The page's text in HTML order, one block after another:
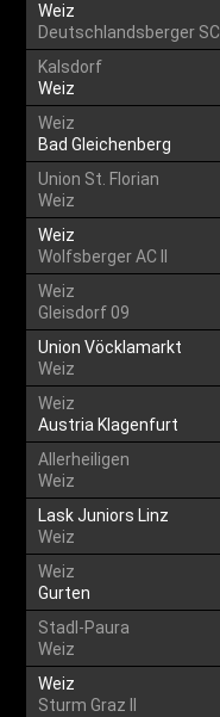
Weiz
Deutschlandsberger SC
Kalsdorf
Weiz
Weiz
Bad Gleichenberg
Union St. Florian
Weiz
Weiz
Wolfsberger AC II
Weiz
Gleisdorf 09
Union Vöcklamarkt
Weiz
Weiz
Austria Klagenfurt
Allerheiligen
Weiz
Lask Juniors Linz
Weiz
Weiz
Gurten
Stadl-Paura
Weiz
Weiz
Sturm Graz II